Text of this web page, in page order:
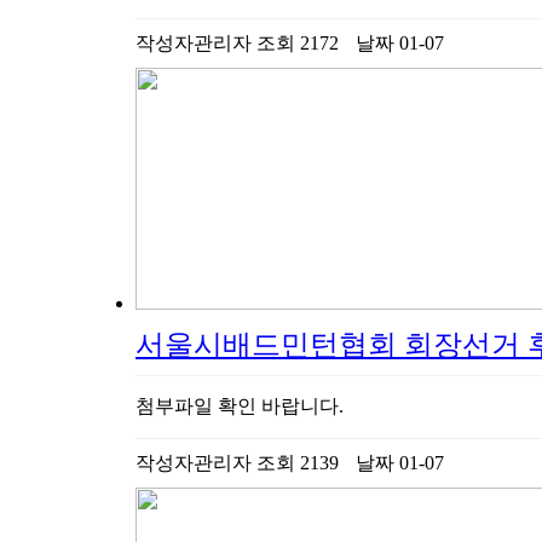
작성자관리자 조회 2172 날짜 01-07
서울시배드민턴협회 회장선거
첨부파일 확인 바랍니다.
작성자관리자 조회 2139 날짜 01-07